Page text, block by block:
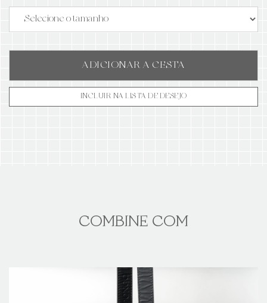
ADICIONAR A CESTA
INCLUIR NA LISTA DE DESEJO
COMBINE COM